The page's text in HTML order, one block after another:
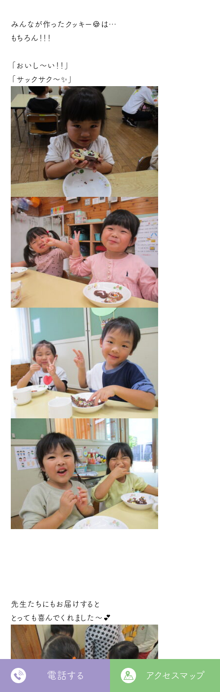
みんなが作ったクッキー🍪は…
もちろん！！！
「おいし～い！！」
「サックサク～✨」
先生たちにもお届けすると
とっても喜んでくれました～💕
電話する アクセスマップ